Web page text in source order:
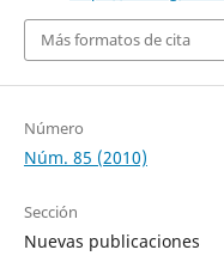
Más formatos de cita
Número
Núm. 85 (2010)
Sección
Nuevas publicaciones